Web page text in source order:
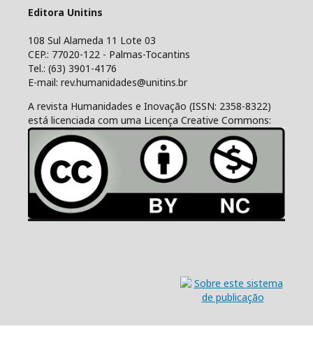
Editora Unitins
108 Sul Alameda 11 Lote 03
CEP.: 77020-122 - Palmas-Tocantins
Tel.: (63) 3901-4176
E-mail: rev.humanidades@unitins.br
A revista Humanidades e Inovação (ISSN: 2358-8322)
está licenciada com uma Licença Creative Commons: